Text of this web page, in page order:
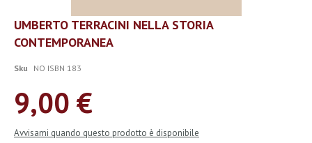
Vai
all'inizio
della
di
UMBERTO TERRACINI NELLA STORIA
CONTEMPORANEA
Sku NO ISBN 183
9,00 €
Avvisami quando questo prodotto è disponibile